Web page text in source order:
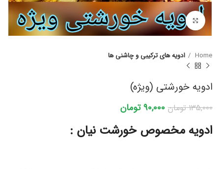
برای بزرگنمایی کلیک کنید
Home ادویه های ترکیبی و چاشنی ها
ادویه خورشتی (ویژه)
135,000تومان 90,000 تومان
ادویه مخصوص خورشت نیان :